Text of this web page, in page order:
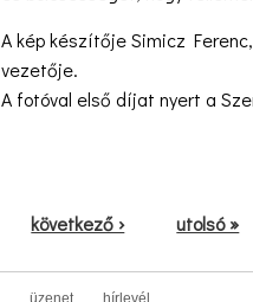
A kép készítője Simicz
vezetője.
A fotóval első díjat nyert a
következő › utolsó »
üzenet hírlevél